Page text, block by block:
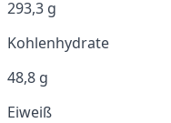
293,3 g
Kohlenhydrate
48,8 g
Eiweiß